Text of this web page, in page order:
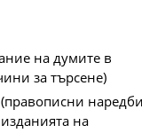
на думите в
за търсене)
на